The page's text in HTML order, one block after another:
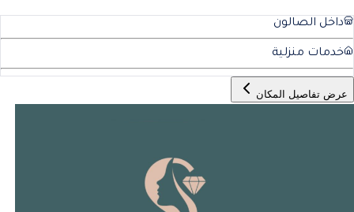
داخل الصالون
خدمات منزلية
عرض تفاصيل المكان